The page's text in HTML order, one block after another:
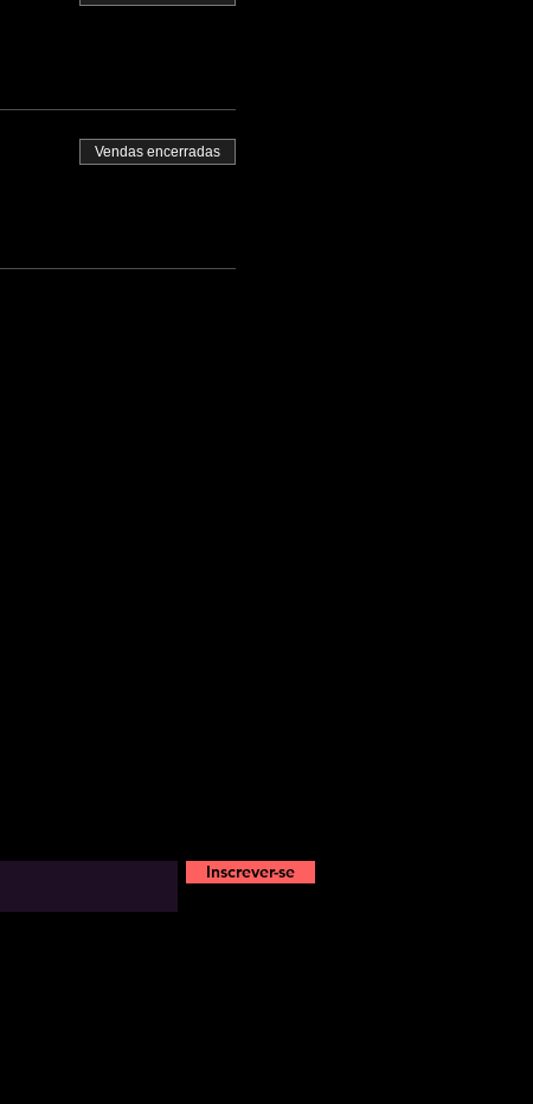
Vendas encerradas
Inscrever-se